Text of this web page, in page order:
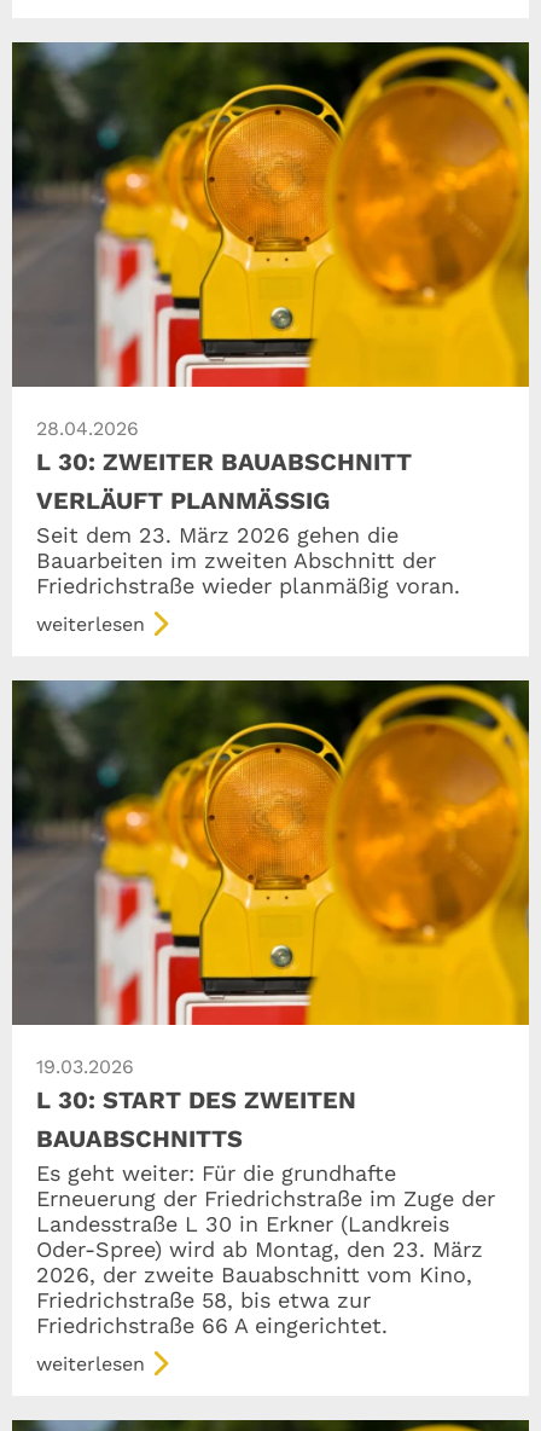
28.04.2026
L 30: ZWEITER BAUABSCHNITT
VERLÄUFT PLANMÄSSIG
Seit dem 23. März 2026 gehen die
Bauarbeiten im zweiten Abschnitt der
Friedrichstraße wieder planmäßig voran.
weiterlesen
19.03.2026
L 30: START DES ZWEITEN
BAUABSCHNITTS
Es geht weiter: Für die grundhafte
Erneuerung der Friedrichstraße im Zuge der
Landesstraße L 30 in Erkner (Landkreis
Oder-Spree) wird ab Montag, den 23. März
2026, der zweite Bauabschnitt vom Kino,
Friedrichstraße 58, bis etwa zur
Friedrichstraße 66 A eingerichtet.
weiterlesen